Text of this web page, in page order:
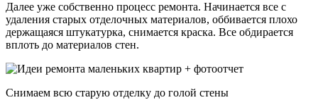
Далее уже собственно процесс ремонта. Начинается все с
удаления старых отделочных материалов, оббивается плохо
держащаяся штукатурка, снимается краска. Все обдирается
вплоть до материалов стен.
Снимаем всю старую отделку до голой стены